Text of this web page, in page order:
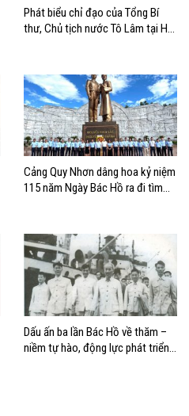
Phát biểu chỉ đạo của Tổng Bí
thư, Chủ tịch nước Tô Lâm tại Hội
Cảng Quy Nhơn dâng hoa kỷ niệm
115 năm Ngày Bác Hồ ra đi tìm
Dấu ấn ba lần Bác Hồ về thăm –
niềm tự hào, động lực phát triển